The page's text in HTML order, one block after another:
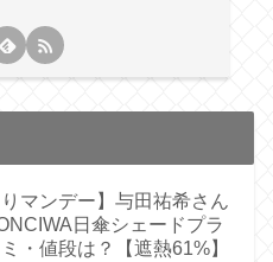
りマンデー】与田祐希さん
日傘シェードプラ
・値段は？【遮熱61%】